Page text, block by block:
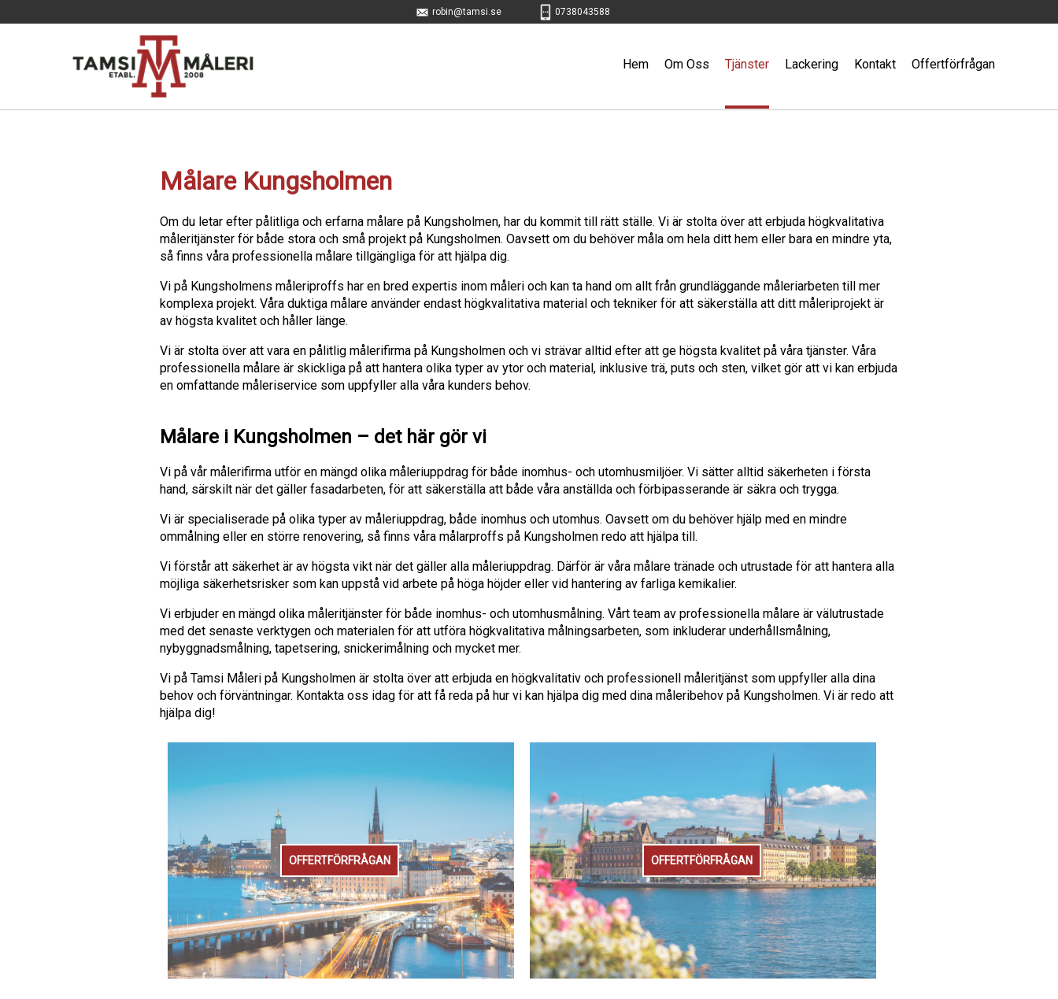
robin@tamsi.se 0738043588
Hem Om Oss Tjänster Lackering Kontakt Offertförfrågan
Målare Kungsholmen
Om du letar efter pålitliga och erfarna målare på Kungsholmen, har du kommit till rätt ställe. Vi är stolta över att erbjuda högkvalitativa
måleritjänster för både stora och små projekt på Kungsholmen. Oavsett om du behöver måla om hela ditt hem eller bara en mindre yta,
så finns våra professionella målare tillgängliga för att hjälpa dig.
Vi på Kungsholmens måleriproffs har en bred expertis inom måleri och kan ta hand om allt från grundläggande måleriarbeten till mer
komplexa projekt. Våra duktiga målare använder endast högkvalitativa material och tekniker för att säkerställa att ditt måleriprojekt är
av högsta kvalitet och håller länge.
Vi är stolta över att vara en pålitlig målerifirma på Kungsholmen och vi strävar alltid efter att ge högsta kvalitet på våra tjänster. Våra
professionella målare är skickliga på att hantera olika typer av ytor och material, inklusive trä, puts och sten, vilket gör att vi kan erbjuda
en omfattande måleriservice som uppfyller alla våra kunders behov.
Målare i Kungsholmen – det här gör vi
Vi på vår målerifirma utför en mängd olika måleriuppdrag för både inomhus- och utomhusmiljöer. Vi sätter alltid säkerheten i första
hand, särskilt när det gäller fasadarbeten, för att säkerställa att både våra anställda och förbipasserande är säkra och trygga.
Vi är specialiserade på olika typer av måleriuppdrag, både inomhus och utomhus. Oavsett om du behöver hjälp med en mindre
ommålning eller en större renovering, så finns våra målarproffs på Kungsholmen redo att hjälpa till.
Vi förstår att säkerhet är av högsta vikt när det gäller alla måleriuppdrag. Därför är våra målare tränade och utrustade för att hantera alla
möjliga säkerhetsrisker som kan uppstå vid arbete på höga höjder eller vid hantering av farliga kemikalier.
Vi erbjuder en mängd olika måleritjänster för både inomhus- och utomhusmålning. Vårt team av professionella målare är välutrustade
med det senaste verktygen och materialen för att utföra högkvalitativa målningsarbeten, som inkluderar underhållsmålning,
nybyggnadsmålning, tapetsering, snickerimålning och mycket mer.
Vi på Tamsi Måleri på Kungsholmen är stolta över att erbjuda en högkvalitativ och professionell måleritjänst som uppfyller alla dina
behov och förväntningar. Kontakta oss idag för att få reda på hur vi kan hjälpa dig med dina måleribehov på Kungsholmen. Vi är redo att
hjälpa dig!
OFFERTFÖRFRÅGAN OFFERTFÖRFRÅGAN